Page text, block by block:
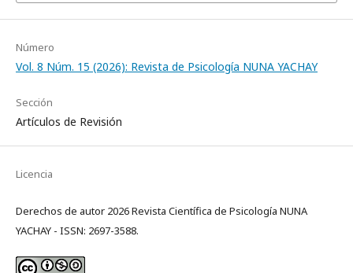
Número
Vol. 8 Núm. 15 (2026): Revista de Psicología NUNA YACHAY
Sección
Artículos de Revisión
Licencia
Derechos de autor 2026 Revista Científica de Psicología NUNA
YACHAY - ISSN: 2697-3588.